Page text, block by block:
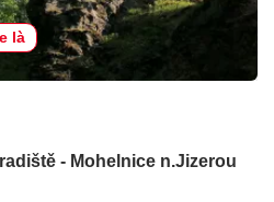
là
- Mohelnice n.Jizerou